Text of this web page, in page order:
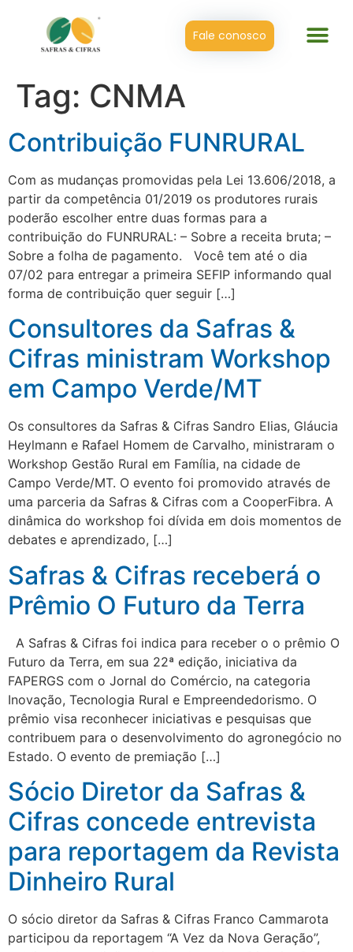
Fale conosco
Tag: CNMA
Contribuição FUNRURAL
Com as mudanças promovidas pela Lei 13.606/2018, a
partir da competência 01/2019 os produtores rurais
poderão escolher entre duas formas para a
contribuição do FUNRURAL: – Sobre a receita bruta; –
Sobre a folha de pagamento. Você tem até o dia
07/02 para entregar a primeira SEFIP informando qual
forma de contribuição quer seguir […]
Consultores da Safras &
Cifras ministram Workshop
em Campo Verde/MT
Os consultores da Safras & Cifras Sandro Elias, Gláucia
Heylmann e Rafael Homem de Carvalho, ministraram o
Workshop Gestão Rural em Família, na cidade de
Campo Verde/MT. O evento foi promovido através de
uma parceria da Safras & Cifras com a CooperFibra. A
dinâmica do workshop foi dívida em dois momentos de
debates e aprendizado, […]
Safras & Cifras receberá o
Prêmio O Futuro da Terra
A Safras & Cifras foi indica para receber o o prêmio O
Futuro da Terra, em sua 22ª edição, iniciativa da
FAPERGS com o Jornal do Comércio, na categoria
Inovação, Tecnologia Rural e Empreendedorismo. O
prêmio visa reconhecer iniciativas e pesquisas que
contribuem para o desenvolvimento do agronegócio no
Estado. O evento de premiação […]
Sócio Diretor da Safras &
Cifras concede entrevista
para reportagem da Revista
Dinheiro Rural
O sócio diretor da Safras & Cifras Franco Cammarota
participou da reportagem “A Vez da Nova Geração”,